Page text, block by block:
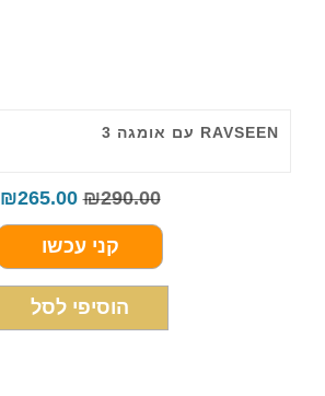
RAVSEEN עם אומגה 3
₪290.00
₪265.00
קני עכשו
הוסיפי לסל